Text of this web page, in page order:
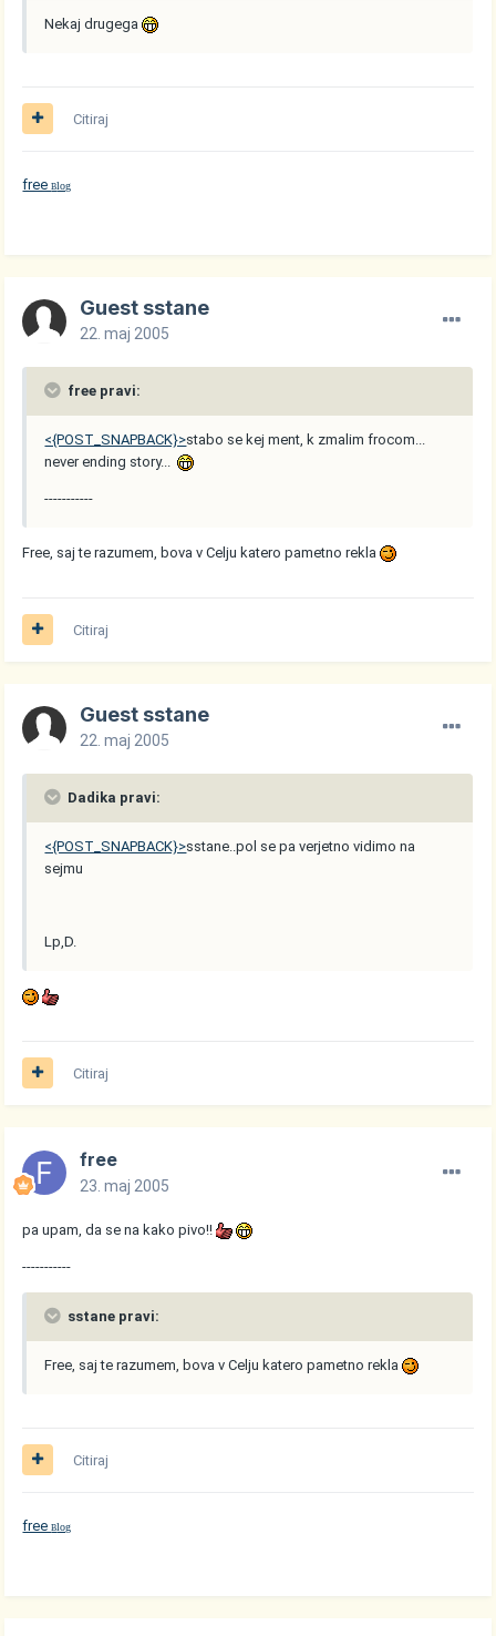
Nekaj drugega
Citiraj
freeBlog
Guest sstane
22. maj 2005
free pravi:
<{POST_SNAPBACK}>stabo se kej ment, k zmalim frocom...
never ending story...
-----------
Free, saj te razumem, bova v Celju katero pametno rekla
Citiraj
Guest sstane
22. maj 2005
Dadika pravi:
<{POST_SNAPBACK}>sstane..pol se pa verjetno vidimo na
sejmu
Lp,D.
Citiraj
free
23. maj 2005
pa upam, da se na kako pivo!!
-----------
sstane pravi:
Free, saj te razumem, bova v Celju katero pametno rekla
Citiraj
freeBlog